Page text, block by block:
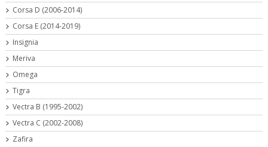
Corsa D (2006-2014)
Corsa E (2014-2019)
Insignia
Meriva
Omega
Tigra
Vectra B (1995-2002)
Vectra C (2002-2008)
Zafira